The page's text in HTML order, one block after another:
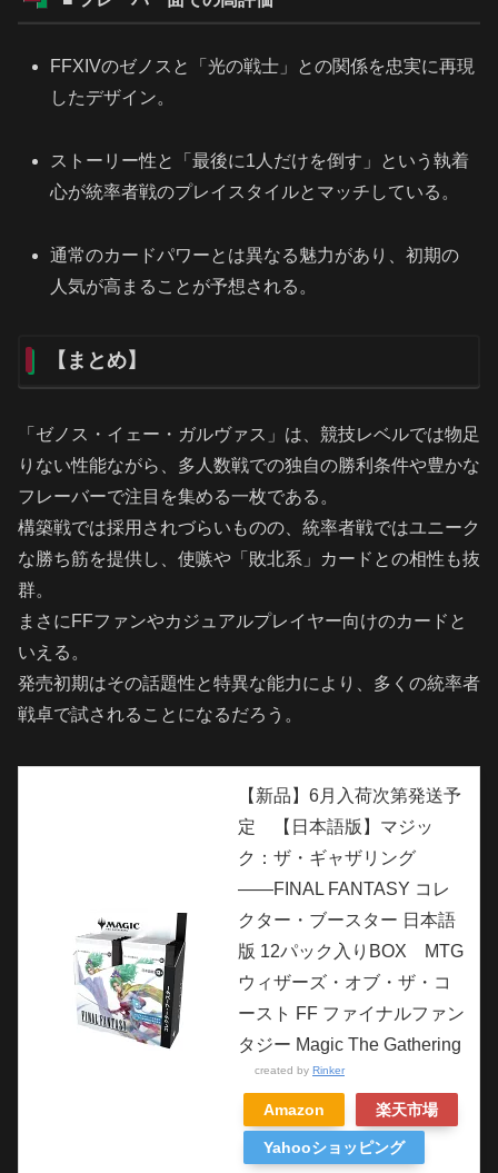
FFXIVのゼノスと「光の戦士」との関係を忠実に再現
したデザイン。
ストーリー性と「最後に1人だけを倒す」という執着
心が統率者戦のプレイスタイルとマッチしている。
通常のカードパワーとは異なる魅力があり、初期の
人気が高まることが予想される。
【まとめ】
「ゼノス・イェー・ガルヴァス」は、競技レベルでは物足
りない性能ながら、多人数戦での独自の勝利条件や豊かな
フレーバーで注目を集める一枚である。
構築戦では採用されづらいものの、統率者戦ではユニーク
な勝ち筋を提供し、使嗾や「敗北系」カードとの相性も抜
群。
まさにFFファンやカジュアルプレイヤー向けのカードと
いえる。
発売初期はその話題性と特異な能力により、多くの統率者
戦卓で試されることになるだろう。
【新品】6月入荷次第発送予
定 【日本語版】マジッ
ク：ザ・ギャザリング
――FINAL FANTASY コレ
クター・ブースター 日本語
版 12パック入りBOX MTG
ウィザーズ・オブ・ザ・コ
ースト FF ファイナルファン
タジー Magic The Gathering
created by Rinker
Amazon 楽天市場
Yahooショッピング